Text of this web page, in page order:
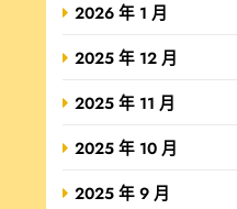
2026 年 1 月
2025 年 12 月
2025 年 11 月
2025 年 10 月
2025 年 9 月